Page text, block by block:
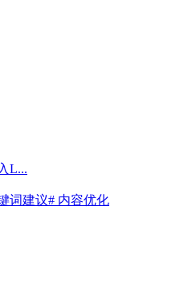
L...
词建议# 内容优化